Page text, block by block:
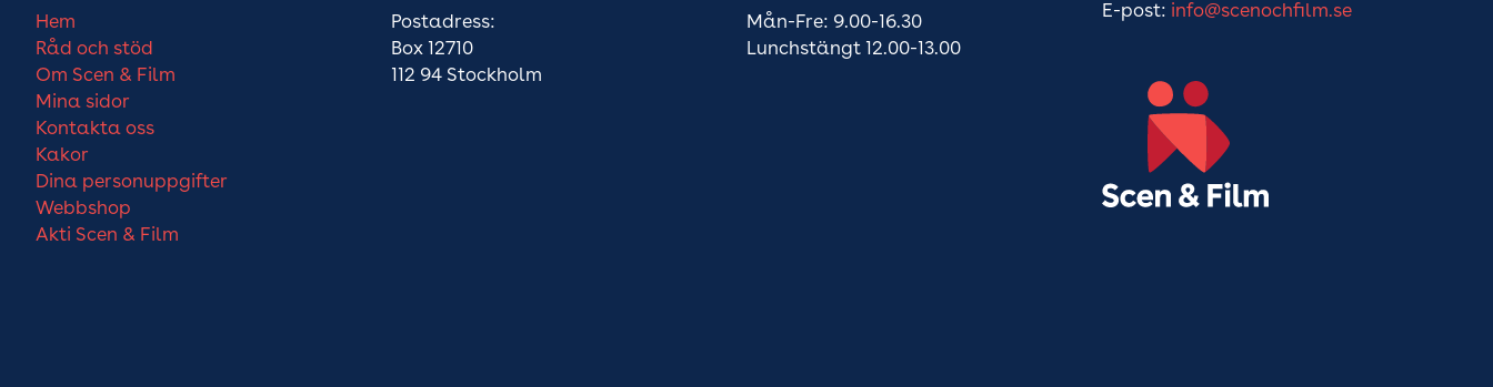
Hem
Råd och stöd
Om Scen & Film
Mina sidor
Kontakta oss
Kakor
Dina personuppgifter
Webbshop
Akti Scen & Film
Postadress:
Box 12710
112 94 Stockholm
Mån-Fre: 9.00-16.30
Lunchstängt 12.00-13.00
E-post: info@scenochfilm.se